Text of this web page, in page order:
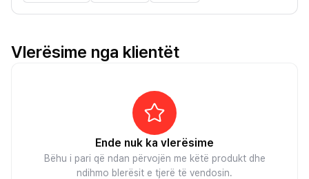
Vlerësime nga klientët
Ende nuk ka vlerësime
Bëhu i pari që ndan përvojën me këtë produkt dhe
ndihmo blerësit e tjerë të vendosin.